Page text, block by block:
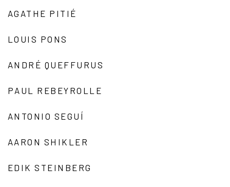
AGATHE PITIÉ
LOUIS PONS
ANDRÉ QUEFFURUS
PAUL REBEYROLLE
ANTONIO SEGUÍ
AARON SHIKLER
EDIK STEINBERG